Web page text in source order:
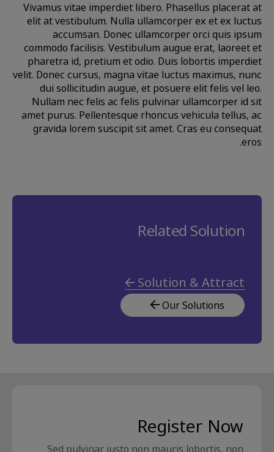
Vivamus vitae imperdiet libero. Phasellus placerat at
elit at vestibulum. Nulla ullamcorper ex et ex luctus
accumsan. Donec ullamcorper orci quis ipsum
commodo facilisis. Vestibulum augue erat, laoreet et
pharetra id, pretium et odio. Duis lobortis imperdiet
velit. Donec cursus, magna vitae luctus maximus, nunc
dui sollicitudin augue, et posuere elit felis vel leo.
Nullam nec felis ac felis pulvinar ullamcorper id sit
amet purus. Pellentesque rhoncus vehicula tellus, ac
gravida lorem suscipit sit amet. Cras eu consequat
eros.
Related Solution
Solution & Attract
Our Solutions
Register Now
Sed pulvinar justo non mauris lobortis, non